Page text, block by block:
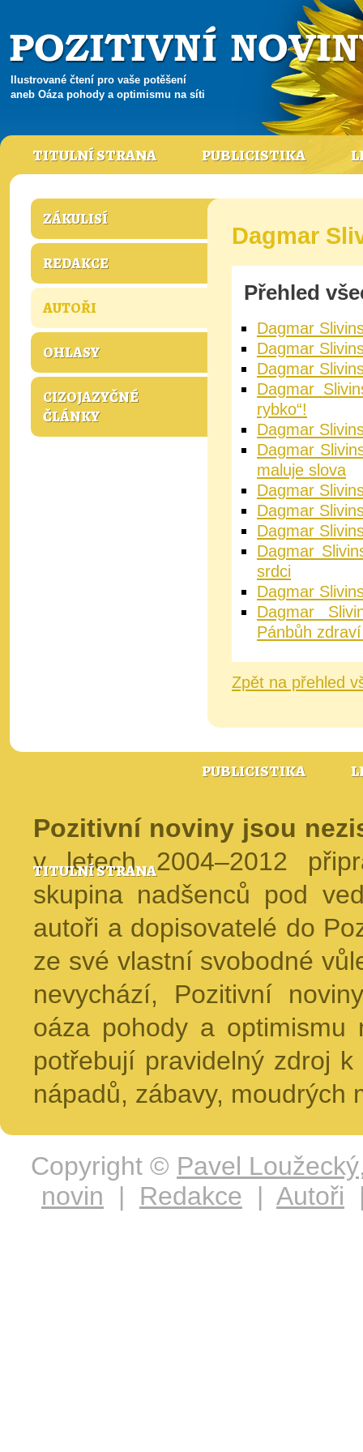
Ilustrované čtení pro vaše potěšení
aneb Oáza pohody a optimismu na síti
TITULNÍ STRANA PUBLICISTIKA
ZÁKULISÍ
REDAKCE
AUTOŘI
OHLASY
CIZOJAZYČNÉ
ČLÁNKY
Dagmar
Přehled
Dagmar
Dagmar
Dagmar
Dagmar
rybko“!
Dagmar
Dagmar
maluje slova
Dagmar
Dagmar
Dagmar
Dagmar
srdci
Dagmar
Dagmar
Pánbůh
Zpět na přehled
TITULNÍ STRANA
PUBLICISTIKA
Pozitivní noviny jsou
v letech 2004–2012
skupina nadšenců pod
autoři a dopisovatelé do
ze své vlastní svobodné
nevychází, Pozitivní
oáza pohody a
potřebují pravidelný zdroj
nápadů, zábavy, moudrých
Copyright © Pavel Loužecký
novin | Redakce | Autoři